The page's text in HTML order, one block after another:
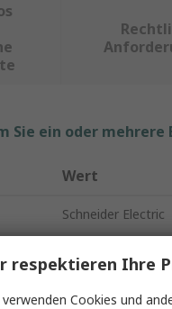
Sie ein oder
Wert
Schneider Electric
respektieren Ihre
verwenden Cookies und